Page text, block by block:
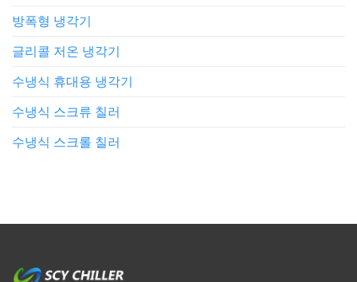
방폭형 냉각기
글리콜 저온 냉각기
수냉식 휴대용 냉각기
수냉식 스크류 칠러
수냉식 스크롤 칠러